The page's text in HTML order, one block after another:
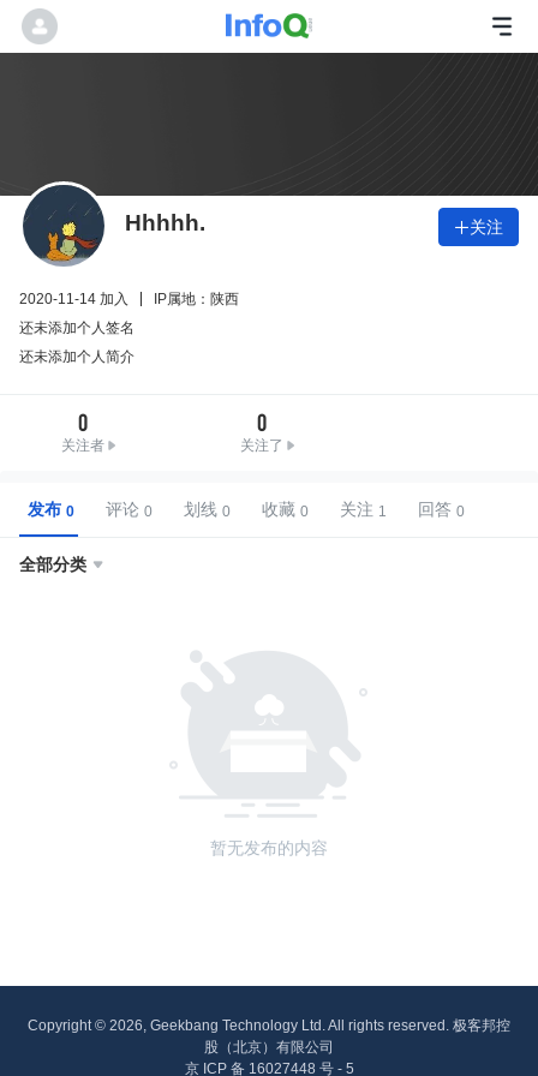
Hhhhh. 关注
2020-11-14 加入
IP属地：陕西
还未添加个人签名
还未添加个人简介
0
关注者
0
关注了
发布 评论 划线 收藏 关注 回答
全部分类 
暂无发布的内容
Copyright © 2026, Geekbang Technology Ltd. All rights reserved. 极客邦控
股（北京）有限公司
京 ICP 备 16027448 号 - 5